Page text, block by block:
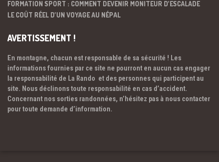
FORMATION SPORT : COMMENT DEVENIR MONITEUR D’ESCALADE
LE COÛT RÉEL D’UN VOYAGE AU NÉPAL
AVERTISSEMENT !
En montagne, chacun est responsable de sa sécurité ! Les
informations fournies par ce site ne pourront en aucun cas engager
la responsabilité de La Rando et des personnes qui participent au
site. Nous déclinons toute responsabilité en cas d’accident.
Concernant nos sorties randonnées, n’hésitez pas à nous contacter
pour toute demande d’information.